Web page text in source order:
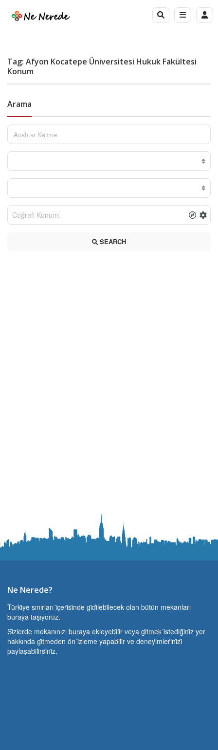
Tag: Afyon Kocatepe Üniversitesi Hukuk Fakültesi
Konum
Arama
SEARCH
Ne Nerede?
Türki̇ye sınırları i̇çeri̇si̇nde gi̇di̇lebi̇lecek olan bütün mekanları
buraya taşıyoruz.
Si̇zlerde mekanınızı buraya ekleyebi̇li̇r veya gi̇tmek i̇stedi̇ği̇ni̇z yer
hakkında gi̇tmeden ön i̇zleme yapabi̇li̇r ve deneyi̇mleri̇ni̇zi̇
paylaşabi̇li̇rsi̇ni̇z.